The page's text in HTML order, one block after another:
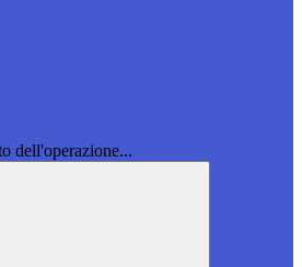
dell'operazione...